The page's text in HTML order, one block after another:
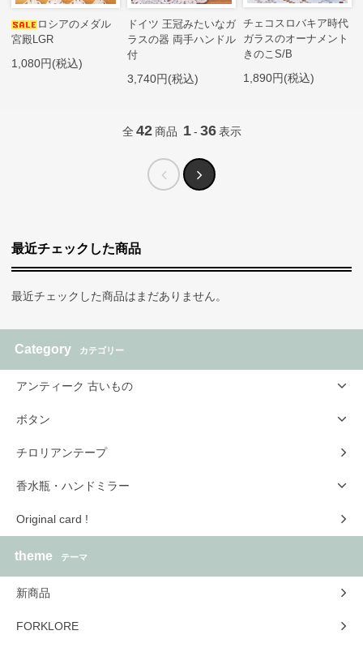
ロシアのメダル
宮殿LGR
1,080円(税込)
ドイツ 王冠みたいなガ
ラスの器 両手ハンドル
付
3,740円(税込)
チェコスロバキア時代
ガラスのオーナメント
きのこS/B
1,890円(税込)
全 42 商品 1 - 36 表示
最近チェックした商品
最近チェックした商品はまだありません。
Category カテゴリー
アンティーク 古いもの
ボタン
チロリアンテープ
香水瓶・ハンドミラー
Original card !
theme テーマ
新商品
FORKLORE